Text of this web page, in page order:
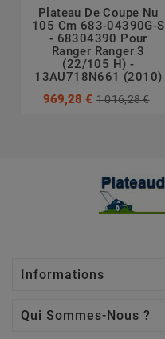
Plateau De Coupe Nu
105 Cm 683-04390G-S
- 68304390 Pour
Ranger Ranger 3
(22/105 H) -
13AU718N661 (2010)
969,28 € 1 016,28 €
Informations
Qui Sommes-Nous ?